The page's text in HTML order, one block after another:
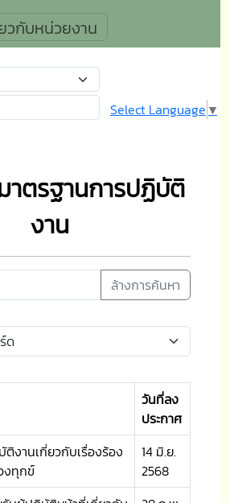
วกับหน่วยงาน
Select Language ▼
าตรฐานการปฏิบัติ
งาน
ล้างการค้นหา
วันที่ลง
ประกาศ
งานเกี่ยวกับเรื่องร้อง
งทุกข์
14 มิ.ย.
2568